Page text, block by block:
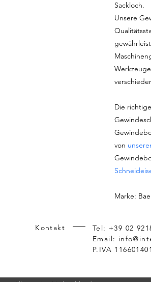
Sackloch.
Unsere
Die
von
Marke:
Kontakt
Tel: +39 02
Email:
P.IVA